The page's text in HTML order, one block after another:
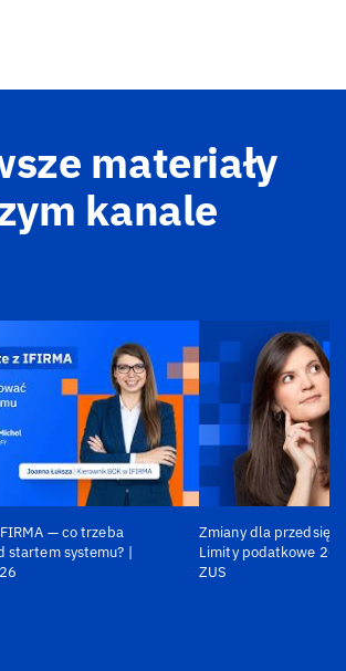
materiały
kanale
— co trzeba
startem systemu? |
Zmiany dla
Limity podatkowe
ZUS